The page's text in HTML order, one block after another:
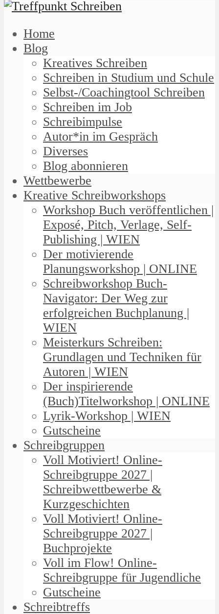
Home
Blog
Kreatives Schreiben
Schreiben in Studium und Schule
Selbst-/Coachingtool Schreiben
Schreiben im Job
Schreibimpulse
Autor*in im Gespräch
Diverses
Blog abonnieren
Wettbewerbe
Kreative Schreibworkshops
Workshop Buch veröffentlichen |
Exposé, Pitch, Verlage, Self-
Publishing | WIEN
Der motivierende
Planungsworkshop | ONLINE
Schreibworkshop Buch-
Navigator: Der Weg zur
erfolgreichen Buchplanung |
WIEN
Meisterkurs Schreiben:
Grundlagen und Techniken für
Autoren | WIEN
Der inspirierende
(Buch)Titelworkshop | ONLINE
Lyrik-Workshop | WIEN
Gutscheine
Schreibgruppen
Voll Motiviert! Online-
Schreibgruppe 2027 |
Schreibwettbewerbe &
Kurzgeschichten
Voll Motiviert! Online-
Schreibgruppe 2027 |
Buchprojekte
Voll im Flow! Online-
Schreibgruppe für Jugendliche
Gutscheine
Schreibtreffs